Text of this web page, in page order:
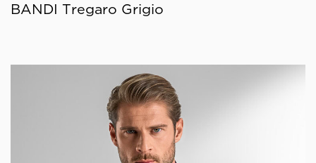
BANDI Tregaro Grigio